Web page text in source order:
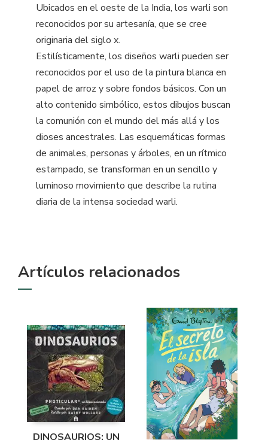
Ubicados en el oeste de la India, los warli son
reconocidos por su artesanía, que se cree
originaria del siglo x.
Estilísticamente, los diseños warli pueden ser
reconocidos por el uso de la pintura blanca en
papel de arroz y sobre fondos básicos. Con un
alto contenido simbólico, estos dibujos buscan
la comunión con el mundo del más allá y los
dioses ancestrales. Las esquemáticas formas
de animales, personas y árboles, en un rítmico
estampado, se transforman en un sencillo y
luminoso movimiento que describe la rutina
diaria de la intensa sociedad warli.
Artículos relacionados
DINOSAURIOS: UN